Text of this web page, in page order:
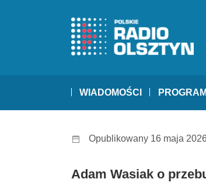
WIADOMOŚCI PROGRAM
Opublikowany 16 maja
Adam Wasiak o